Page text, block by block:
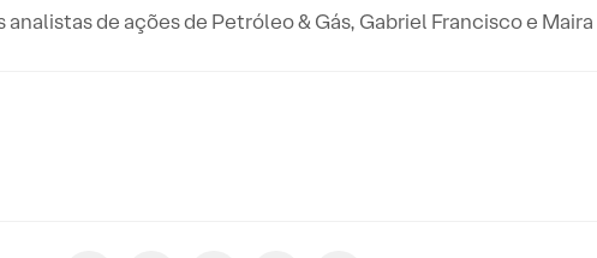
de ações de Petróleo & Gás, Gabriel Francisco e